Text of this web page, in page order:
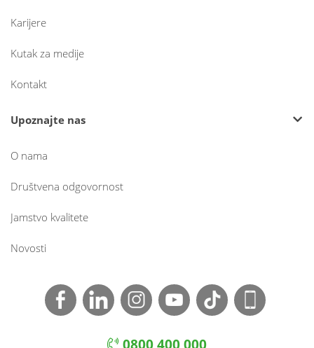
Karijere
Kutak za medije
Kontakt
Upoznajte nas
O nama
Društvena odgovornost
Jamstvo kvalitete
Novosti